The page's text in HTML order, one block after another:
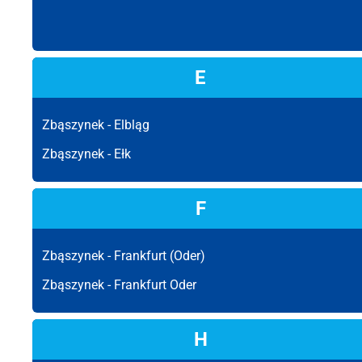
E
Zbąszynek - Elbląg
Zbąszynek - Ełk
F
Zbąszynek - Frankfurt (Oder)
Zbąszynek - Frankfurt Oder
H